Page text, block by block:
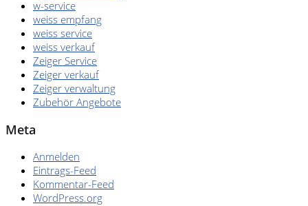
SCHNELLEINSTIEG
w-service
weiss empfang
weiss service
weiss verkauf
Zeiger Service
Zeiger verkauf
Zeiger verwaltung
Zubehör Angebote
Meta
Anmelden
Eintrags-Feed
Kommentar-Feed
WordPress.org